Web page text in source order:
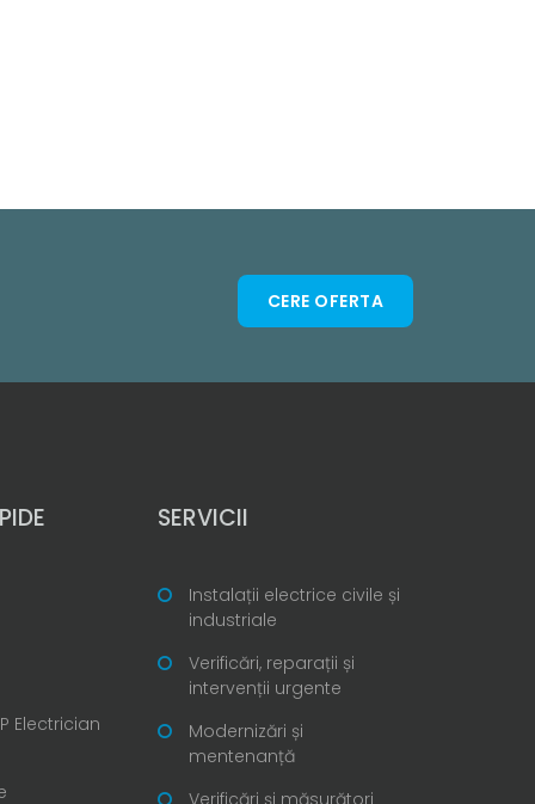
CERE OFERTA
Electrician
SERVICII
Instalații electrice civile și
industriale
Verificări, reparații și
intervenții urgente
Modernizări și
mentenanță
Verificări și măsurători